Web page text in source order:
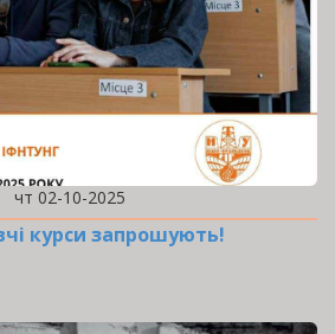
чт 02-10-2025
курси запрошують!